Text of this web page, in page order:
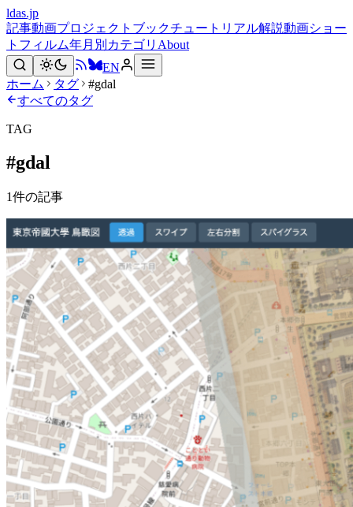
ldas.jp
記事動画プロジェクト ブックチュートリアル解説動画ショー
トフィルム年月別 カテゴリ About
EN
ホーム
タグ
#gdal
すべてのタグ
TAG
#gdal
1件の記事